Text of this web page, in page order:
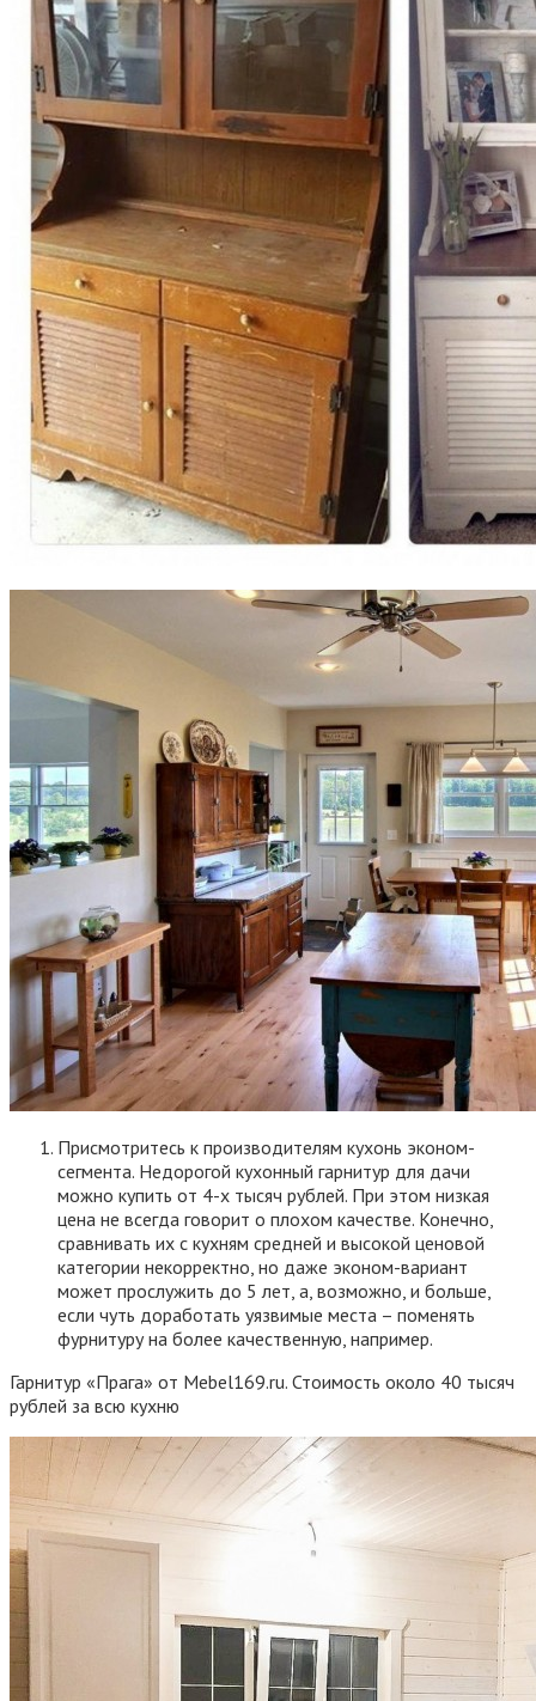
Присмотритесь к производителям кухонь эконом-
сегмента. Недорогой кухонный гарнитур для дачи
можно купить от 4-х тысяч рублей. При этом низкая
цена не всегда говорит о плохом качестве. Конечно,
сравнивать их с кухням средней и высокой ценовой
категории некорректно, но даже эконом-вариант
может прослужить до 5 лет, а, возможно, и больше,
если чуть доработать уязвимые места – поменять
фурнитуру на более качественную, например.
Гарнитур «Прага» от Mebel169.ru. Стоимость около 40 тысяч
рублей за всю кухню